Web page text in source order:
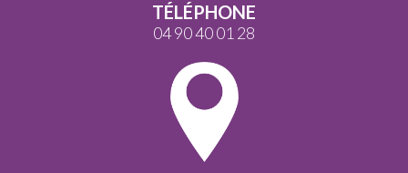
TÉLÉPHONE
04 90 40 01 28